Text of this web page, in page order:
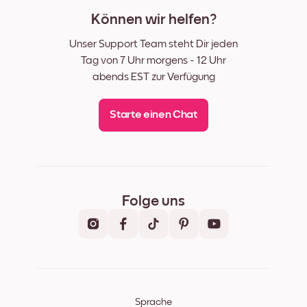
Können wir helfen?
Unser Support Team steht Dir jeden
Tag von 7 Uhr morgens - 12 Uhr
abends EST zur Verfügung
Starte einen Chat
Folge uns
Sprache